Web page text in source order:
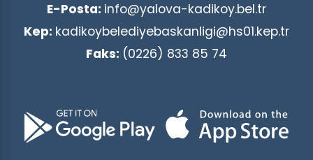
E-Posta: info@yalova-kadikoy.bel.tr
Kep: kadikoybelediyebaskanligi@hs01.kep.tr
Faks: (0226) 833 85 74